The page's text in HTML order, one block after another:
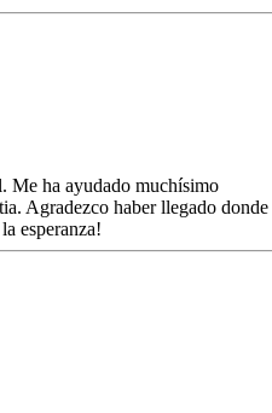
Me ha ayudado muchísimo
Agradezco haber llegado donde
esperanza!